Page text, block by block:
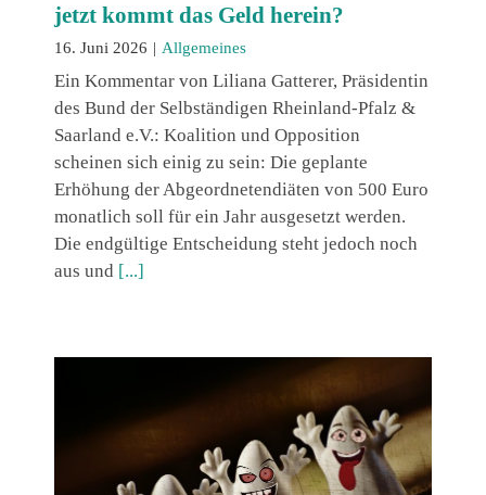
jetzt kommt das Geld herein?
16. Juni 2026 | Allgemeines
Ein Kommentar von Liliana Gatterer, Präsidentin
des Bund der Selbständigen Rheinland-Pfalz &
Saarland e.V.: Koalition und Opposition
scheinen sich einig zu sein: Die geplante
Erhöhung der Abgeordnetendiäten von 500 Euro
monatlich soll für ein Jahr ausgesetzt werden.
Die endgültige Entscheidung steht jedoch noch
aus und [...]